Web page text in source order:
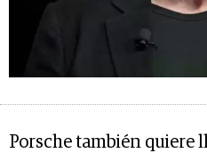
Porsche también quiere